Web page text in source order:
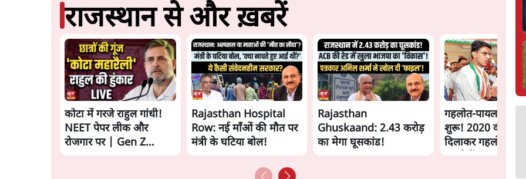
राजस्थान से और ख़बरें
कोटा में गरजे राहुल गांधी!
NEET पेपर लीक और
रोजगार पर | Gen Z
Rajasthan Hospital
Row: नई माँओं की मौत पर
मंत्री के घटिया बोल!
Rajasthan
Ghuskaand: 2.43 करोड़
का मेगा घूसकांड!
गहलोत-पायलट जंग
शुरू! 2020 की
दिलाकर गहलोत क्या